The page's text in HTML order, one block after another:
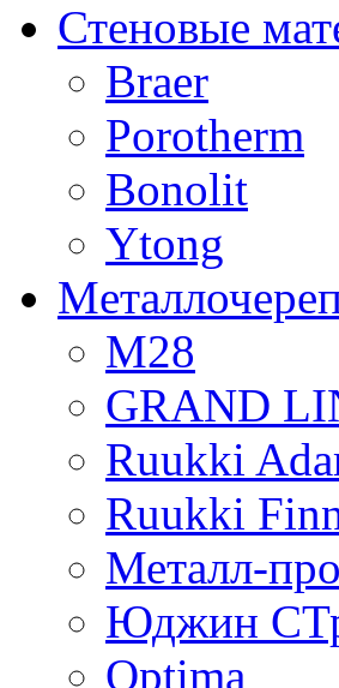
Стеновые
Braer
Porotherm
Bonolit
Ytong
М28
GRAND
Ruukki
Ruukki
Металл-
Юджин
Optima